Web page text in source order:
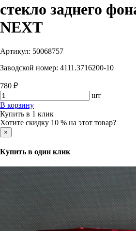
стекло заднего
NEXT
Артикул: 50068757
Заводской номер: 4111.3716200-10
780 ₽
шт
В корзину
Купить в 1 клик
Хотите скидку 10 % на этот товар?
×
Купить в один клик